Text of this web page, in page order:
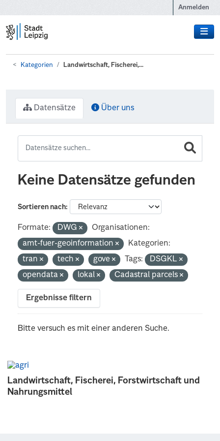
Anmelden
Kategorien Landwirtschaft, Fischerei,...
Landwirtschaft, Fischerei, Forstwirtschaft und
Nahrungsmittel
Datensätze Über uns
Keine Datensätze gefunden
Sortieren nach
Formate: DWG
Organisationen:
amt-fuer-geoinformation
Kategorien:
tran
tech gove Tags:
DSGKL
opendata
lokal Cadastral parcels
Ergebnisse filtern
Bitte versuch es mit einer anderen Suche.